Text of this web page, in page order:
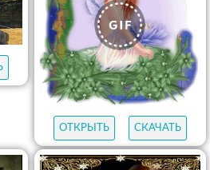
ОТКРЫТЬ СКАЧАТЬ